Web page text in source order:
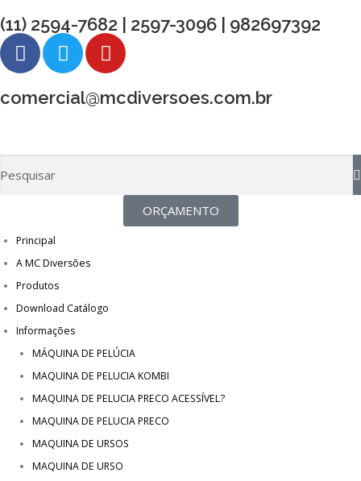
(11) 2594-7682 | 2597-3096 | 982697392
comercial@mcdiversoes.com.br
ORÇAMENTO
Principal
A MC Diversões
Produtos
Download Catálogo
Informações
MÁQUINA DE PELÚCIA
MAQUINA DE PELUCIA KOMBI
MAQUINA DE PELUCIA PRECO ACESSÍVEL?
MAQUINA DE PELUCIA PRECO
MAQUINA DE URSOS
MAQUINA DE URSO